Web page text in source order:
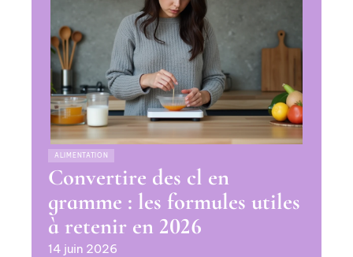
ALIMENTATION
Convertire des cl en
gramme : les formules utiles
à retenir en 2026
14 juin 2026